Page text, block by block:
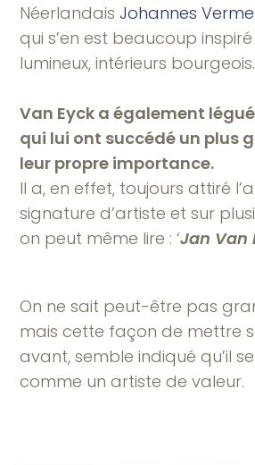
Néerlandais Johannes
qui s’en est beaucoup
lumineux, intérieurs bourgeois.
Van Eyck a également
qui lui ont succédé un plus
leur propre importance.
Il a, en effet, toujours attiré
signature d’artiste et sur
on peut même lire : ‘Jan Van
On ne sait peut-être pas
mais cette façon de mettre
avant, semble indiqué qu’il
comme un artiste de valeur.